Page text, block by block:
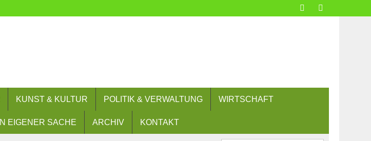
KUNST & KULTUR POLITIK & VERWALTUNG WIRTSCHAFT
IN EIGENER SACHE ARCHIV KONTAKT